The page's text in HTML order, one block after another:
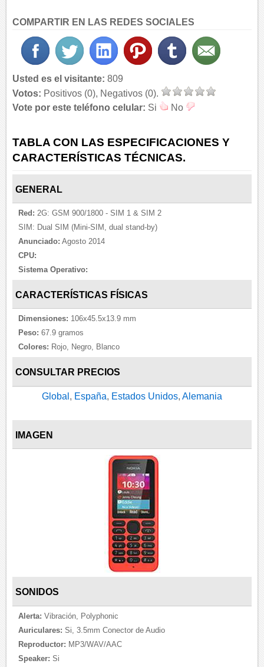
COMPARTIR EN LAS REDES SOCIALES
Usted es el visitante: 809
Votos: Positivos (0), Negativos (0).
Vote por este teléfono celular: Si No
TABLA CON LAS ESPECIFICACIONES Y
CARACTERÍSTICAS TÉCNICAS.
GENERAL
Red: 2G: GSM 900/1800 - SIM 1 & SIM 2
SIM: Dual SIM (Mini-SIM, dual stand-by)
Anunciado: Agosto 2014
CPU:
Sistema Operativo:
CARACTERÍSTICAS FÍSICAS
Dimensiones: 106x45.5x13.9 mm
Peso: 67.9 gramos
Colores: Rojo, Negro, Blanco
CONSULTAR PRECIOS
Global , España, Estados Unidos, Alemania
IMAGEN
SONIDOS
Alerta: Vibración, Polyphonic
Auriculares: Si, 3.5mm Conector de Audio
Reproductor: MP3/WAV/AAC
Speaker: Si